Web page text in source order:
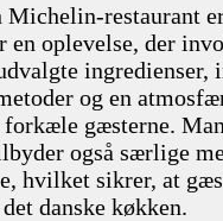
Michelin-restaurant
en oplevelse, der
ingredienser,
og en
gæsterne.
også særlige
hvilket sikrer, at
danske køkken.